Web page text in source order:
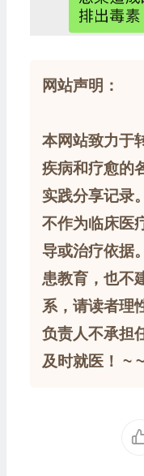
网站声明：
本网站致力于
疾病和疗愈的
实践分享记录
不作为临床医
导或治疗依据
患教育，也不
系，请读者理
负责人不承担
及时就医！ ~